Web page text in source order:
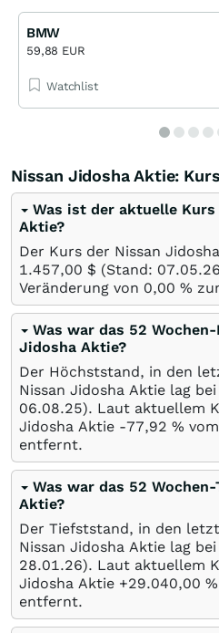
BMW
59,88 EUR
Watchlist
Nissan Jidosha Aktie:
Was ist der aktuelle
Aktie?
Der Kurs der Nissan
1.457,00 $ (Stand: 07.05.26
Veränderung von 0,00 %
Was war das 52
Jidosha Aktie?
Der Höchststand, in den
Nissan Jidosha Aktie lag
06.08.25). Laut aktuellem
Jidosha Aktie -77,92 %
entfernt.
Was war das 52
Aktie?
Der Tiefststand, in den
Nissan Jidosha Aktie lag
28.01.26). Laut aktuellem
Jidosha Aktie +29.040,00 %
entfernt.